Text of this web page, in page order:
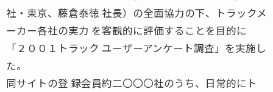
社・東京、藤倉泰徳 社長）の全面協力の下、トラックメ
ーカー各社の実力 を客観的に評価することを目的に
「２００１トラック ユーザーアンケート調査」を実施し
た。
同サイトの登 録会員約二〇〇〇社のうち、日常的にト